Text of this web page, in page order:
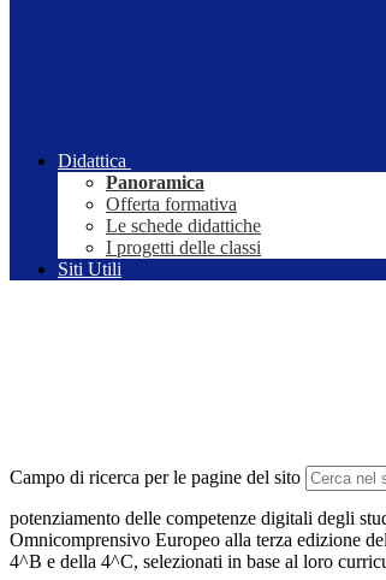
Didattica
Panoramica
Offerta formativa
Le schede didattiche
I progetti delle classi
Siti Utili
Campo di ricerca per le pagine del sito
potenziamento delle competenze digitali degli
Omnicomprensivo Europeo alla terza edizione
4^B e della 4^C, selezionati in base al loro